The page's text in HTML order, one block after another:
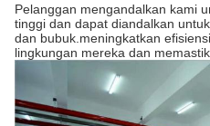
Pelanggan mengandalkan kami
tinggi dan dapat diandalkan
dan bubuk.meningkatkan
lingkungan mereka dan